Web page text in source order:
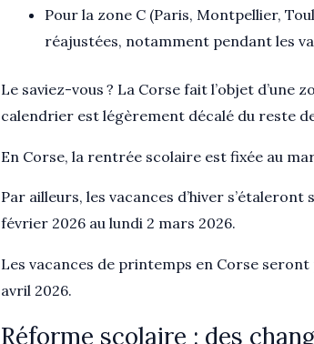
Pour la zone C (Paris, Montpellier,
réajustées, notamment pendant les
Le saviez-vous ? La Corse fait l’objet
calendrier est légèrement décalé du reste
En Corse, la rentrée scolaire est fixée au
Par ailleurs, les vacances d’hiver
février 2026 au lundi 2 mars 2026.
Les vacances de printemps en Corse seront
avril 2026.
Réforme scolaire : des